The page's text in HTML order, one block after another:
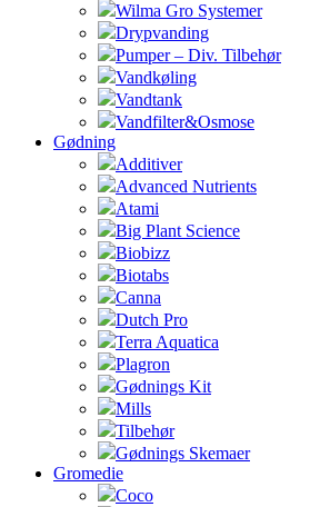
Wilma Gro Systemer
Drypvanding
Pumper – Div. Tilbehør
Vandkøling
Vandtank
Vandfilter&Osmose
Gødning
Additiver
Advanced Nutrients
Atami
Big Plant Science
Biobizz
Biotabs
Canna
Dutch Pro
Terra Aquatica
Plagron
Gødnings Kit
Mills
Tilbehør
Gødnings Skemaer
Gromedie
Coco